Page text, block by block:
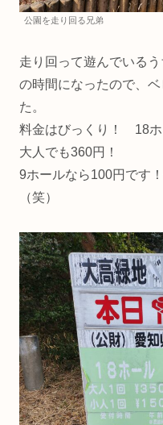
公園を走り回る兄弟
走り回って遊んでいる
の時間になったので、
た。
料金はびっくり！ 18ホ
大人でも360円！
9ホールなら100円です
（笑）